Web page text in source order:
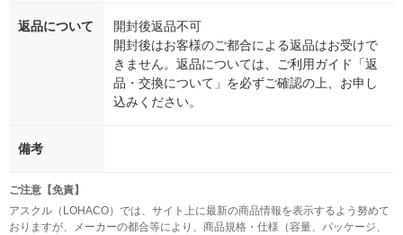
返品について
開封後返品不可
開封後はお客様のご都合による返品はお受けで
きません。返品については、ご利用ガイド「返
品・交換について」を必ずご確認の上、お申し
込みください。
備考
ご注意【免責】
アスクル（LOHACO）では、サイト上に最新の商品情報を表示するよう努めて
おりますが、メーカーの都合等により、商品規格・仕様（容量、パッケージ、